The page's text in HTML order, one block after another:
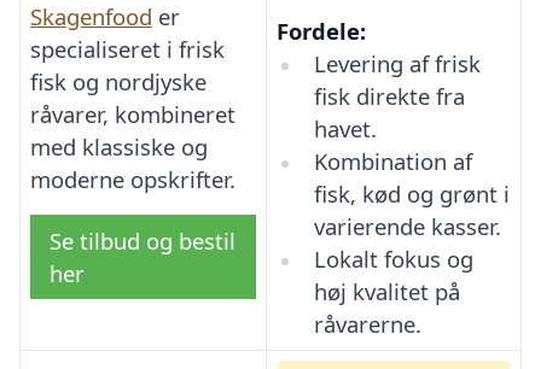
Skagenfood er
specialiseret i frisk
fisk og nordjyske
råvarer, kombineret
med klassiske og
moderne opskrifter.
Se tilbud og bestil
her
Fordele:
Levering af frisk
fisk direkte fra
havet.
Kombination af
fisk, kød og grønt i
varierende kasser.
Lokalt fokus og
høj kvalitet på
råvarerne.